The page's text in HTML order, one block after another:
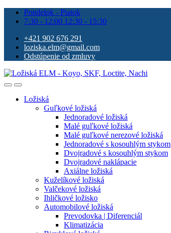
Pondelok - Piatok
7:30 - 12:00 12:30 - 15:30
+421 902 676 291
loziska.elm@gmail.com
Odstúpenie od zmluvy
Ložiská
Guľkové ložiská
Jednoradové ložiská
Malé guľkové ložiská
Malé guľkové nerezové ložiská
Jednoradové s kosouhlým stykom
Dvojradové s kosouhlým stykom
Dvojradové naklápacie
Axiálne ložiská
Kuželíkové ložiská
Valčekové ložiská
Ihličkové ložisko
Automobilové ložiská
Prevodovka | Diferenciál
Klimatizácia